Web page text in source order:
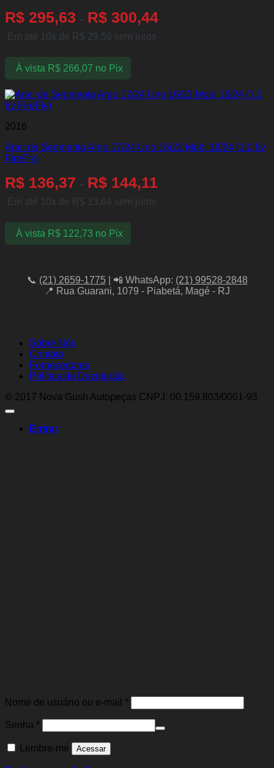
R$ 295,63 - R$ 300,44
Em até 10x de R$ 29,56 sem juros
À vista R$266,07 no Pix
2016
Anel de Segmento Argo 17/24 Uno 16/22 Mobi 16/24 (1.0 6v
FireFly)
R$ 136,37 - R$ 144,11
Em até 10x de R$ 13,64 sem juros
À vista R$122,73 no Pix
📞 (21) 2659-1775| 📲 WhatsApp: (21) 99528-2848
📍 Rua Guarani, 1079 - Piabetá, Magé - RJ
Sobre Nós
Contato
Fornecedores
Política de Devolução
© 2017 Nova Gush Autopeças CNPJ: 00.159.803/0001-93
Entrar
Nome de usuário ou e-mail *Obrigatório
Senha *Obrigatório
Lembre-me Acessar